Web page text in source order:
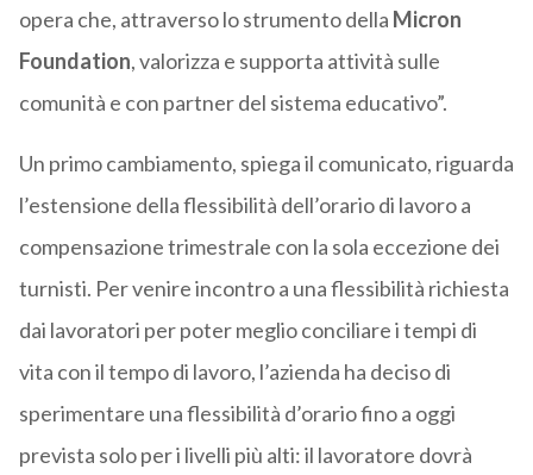
opera che, attraverso lo strumento della Micron
Foundation, valorizza e supporta attività sulle
comunità e con partner del sistema educativo”.
Un primo cambiamento, spiega il comunicato, riguarda
l’estensione della flessibilità dell’orario di lavoro a
compensazione trimestrale con la sola eccezione dei
turnisti. Per venire incontro a una flessibilità richiesta
dai lavoratori per poter meglio conciliare i tempi di
vita con il tempo di lavoro, l’azienda ha deciso di
sperimentare una flessibilità d’orario fino a oggi
prevista solo per i livelli più alti: il lavoratore dovrà